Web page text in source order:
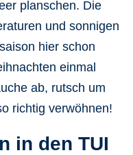
planschen. Die
und sonnigen
hier schon
einmal
ab, rutsch um
richtig verwöhnen!
in den TUI